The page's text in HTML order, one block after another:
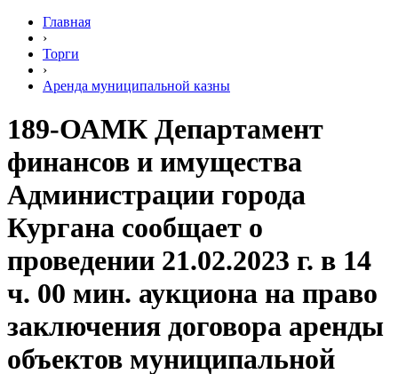
Главная
›
Торги
›
Аренда муниципальной казны
189-ОАМК Департамент
финансов и имущества
Администрации города
Кургана сообщает о
проведении 21.02.2023 г. в 14
ч. 00 мин. аукциона на право
заключения договора аренды
объектов муниципальной